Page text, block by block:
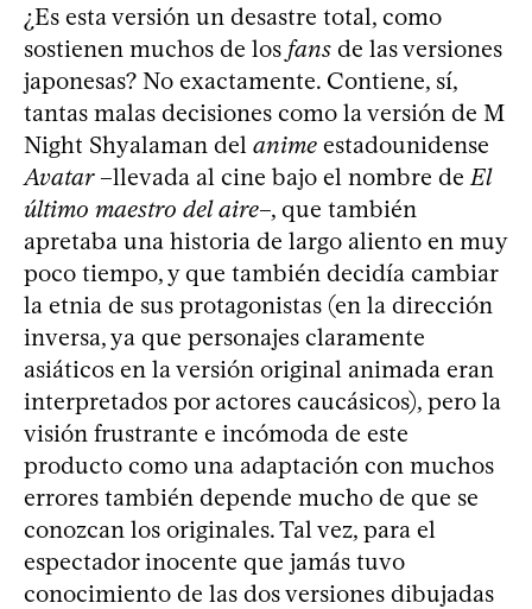
¿Es esta versión un desastre total, como
sostienen muchos de los fans de las versiones
japonesas? No exactamente. Contiene, sí,
tantas malas decisiones como la versión de M
Night Shyalaman del anime estadounidense
Avatar–llevada al cine bajo el nombre deEl
último maestro del aire–, que también
apretaba una historia de largo aliento en muy
poco tiempo, y que también decidía cambiar
la etnia de sus protagonistas (en la dirección
inversa, ya que personajes claramente
asiáticos en la versión original animada eran
interpretados por actores caucásicos), pero la
visión frustrante e incómoda de este
producto como una adaptación con muchos
errores también depende mucho de que se
conozcan los originales. Tal vez, para el
espectador inocente que jamás tuvo
conocimiento de las dos versiones dibujadas